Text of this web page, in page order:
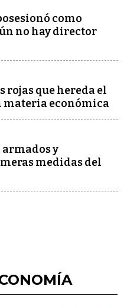
como
no hay director
rojas que hereda el
materia económica
armados y
medidas del